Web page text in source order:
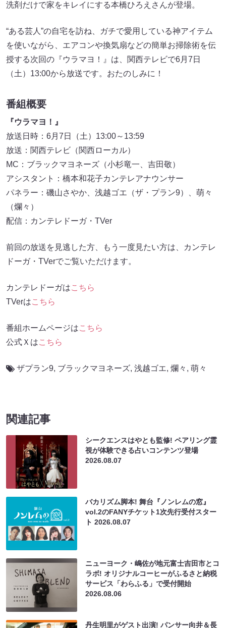
洗剤だけで家をキレイにする本橋ひろえさんが登場。
“ある芸人”の自宅を訪ね、ガチで愛用している神アイテム
を使いながら、エアコンや換気扇などの簡単お掃除術を伝
授する次回の『ウラマヨ！』は、関西テレビで6月7日
（土）13:00から放送です。おたのしみに！
番組概要
『ウラマヨ！』
放送日時：6月7日（土）13:00～13:59
放送：関西テレビ（関西ローカル）
MC：ブラックマヨネーズ（小杉竜一、吉田敬）
アシスタント：橋本和花子カンテレアナウンサー
パネラー：磯山さやか、浅越ゴエ（ザ・プラン9）、萌々
（爛々）
配信：カンテレドーガ・TVer
前回の放送を見逃した方、もう一度見たい方は、カンテレ
ドーガ・TVerでご覧いただけます。
カンテレドーガはこちら
TVerはこちら
番組ホームページはこちら
公式Ｘはこちら
ザプラン9, ブラックマヨネーズ, 浅越ゴエ, 爛々 , 萌々
関連記事
シークエンスはやとも監修! ペアリング霊
視が体験できる占いコンテンツ登場
2026.08.07
バカリズム脚本! 舞台『ノンレムの窓』
vol.2のFANYチケット1次先行受付スター
ト2026.08.07
ニューヨーク・嶋佐が地元富士吉田市とコ
ラボ! オリジナルコーヒーがふるさと納税
サービス「わらふる」で受付開始
2026.08.06
丹生明里がゲスト出演! パンサー向井＆長